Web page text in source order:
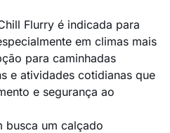
Flurry é indicada para
em climas mais
para caminhadas
e atividades cotidianas que
e segurança ao
busca um calçado